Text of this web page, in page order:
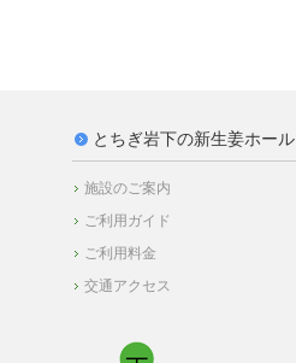
とちぎ岩下の新生姜ホール
施設のご案内
ご利用ガイド
ご利用料金
交通アクセス